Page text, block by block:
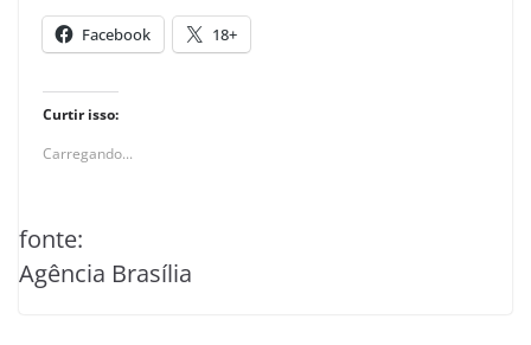
Facebook 18+
Curtir isso:
Carregando...
fonte:
Agência Brasília